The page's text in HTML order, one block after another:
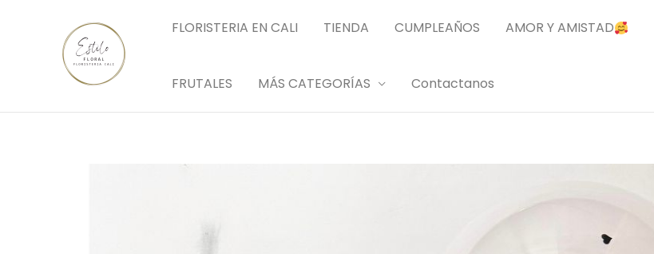
contenido
FLORISTERIA EN CALI TIENDA CUMPLEAÑOS AMOR Y AMISTAD
FRUTALES MÁS CATEGORÍAS Contactanos